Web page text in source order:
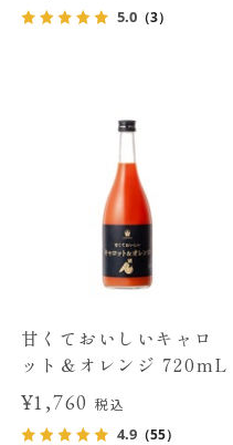
5.0（3）
甘くておいしいキャロ
ット＆オレンジ 720mL
¥1,760税込
4.9（55）